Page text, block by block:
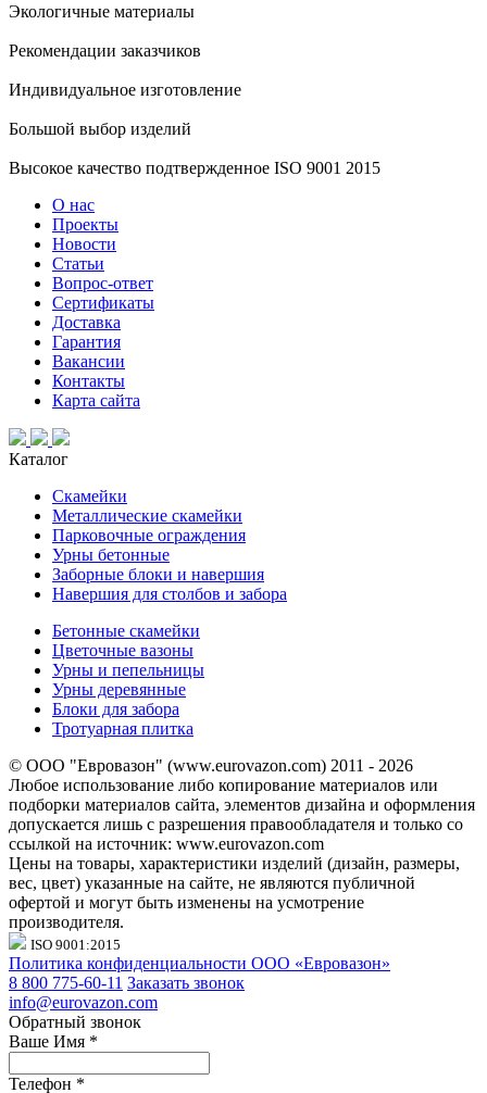
Экологичные материалы
Рекомендации заказчиков
Индивидуальное изготовление
Большой выбор изделий
Высокое качество подтвержденное ISO 9001 2015
О нас
Проекты
Новости
Статьи
Вопрос-ответ
Сертификаты
Доставка
Гарантия
Вакансии
Контакты
Карта сайта
Каталог
Скамейки
Металлические скамейки
Парковочные ограждения
Урны бетонные
Заборные блоки и навершия
Навершия для столбов и забора
Бетонные скамейки
Цветочные вазоны
Урны и пепельницы
Урны деревянные
Блоки для забора
Тротуарная плитка
© ООО "Евровазон" (www.eurovazon.com) 2011 - 2026
Любое использование либо копирование материалов или
подборки материалов сайта, элементов дизайна и оформления
допускается лишь с разрешения правообладателя и только со
ссылкой на источник: www.eurovazon.com
Цены на товары, характеристики изделий (дизайн, размеры,
вес, цвет) указанные на сайте, не являются публичной
офертой и могут быть изменены на усмотрение
производителя.
ISO 9001:2015
Политика конфиденциальности ООО «Евровазон»
8 800 775-60-11 Заказать звонок
info@eurovazon.com
Обратный звонок
Ваше Имя *
Телефон *